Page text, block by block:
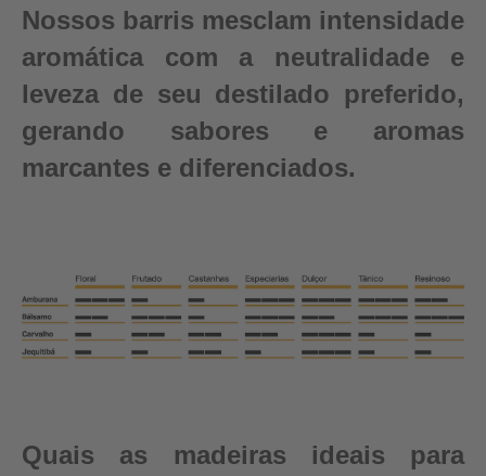
Nossos barris mesclam intensidade
aromática com a neutralidade e
leveza de seu destilado preferido,
gerando sabores e aromas
marcantes e diferenciados.
Quais as madeiras ideais para